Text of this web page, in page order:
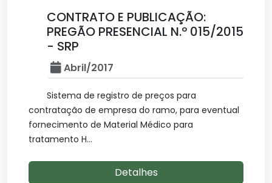
CONTRATO E PUBLICAÇÃO:
PREGÃO PRESENCIAL N.º 015/2015
- SRP
Abril/2017
Sistema de registro de preços para
contratação de empresa do ramo, para eventual
fornecimento de Material Médico para
tratamento H...
Detalhes